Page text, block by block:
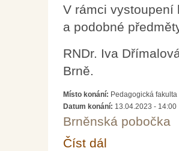
V rámci vystoupení
a podobné
RNDr. Iva
Brně.
Místo konání: Pedagogická
Datum konání: 13.04.2023 - 14:00
Brněnská pobočka
Číst dál